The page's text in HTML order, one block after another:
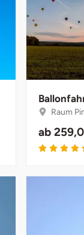
Raum
ab